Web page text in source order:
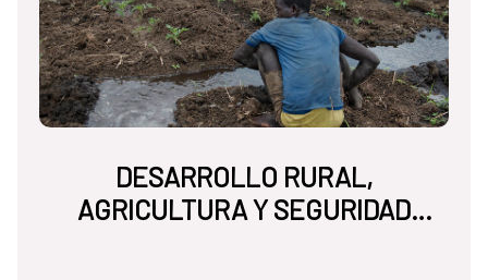
DESARROLLO RURAL,
AGRICULTURA Y SEGURIDAD